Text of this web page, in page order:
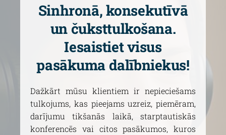
Sinhronā, konsekutīvā
un čuksttulkošana.
Iesaistiet visus
pasākuma dalībniekus!
Dažkārt mūsu klientiem ir nepieciešams
tulkojums, kas pieejams uzreiz, piemēram,
darījumu tikšanās laikā, starptautiskās
konferencēs vai citos pasākumos, kuros